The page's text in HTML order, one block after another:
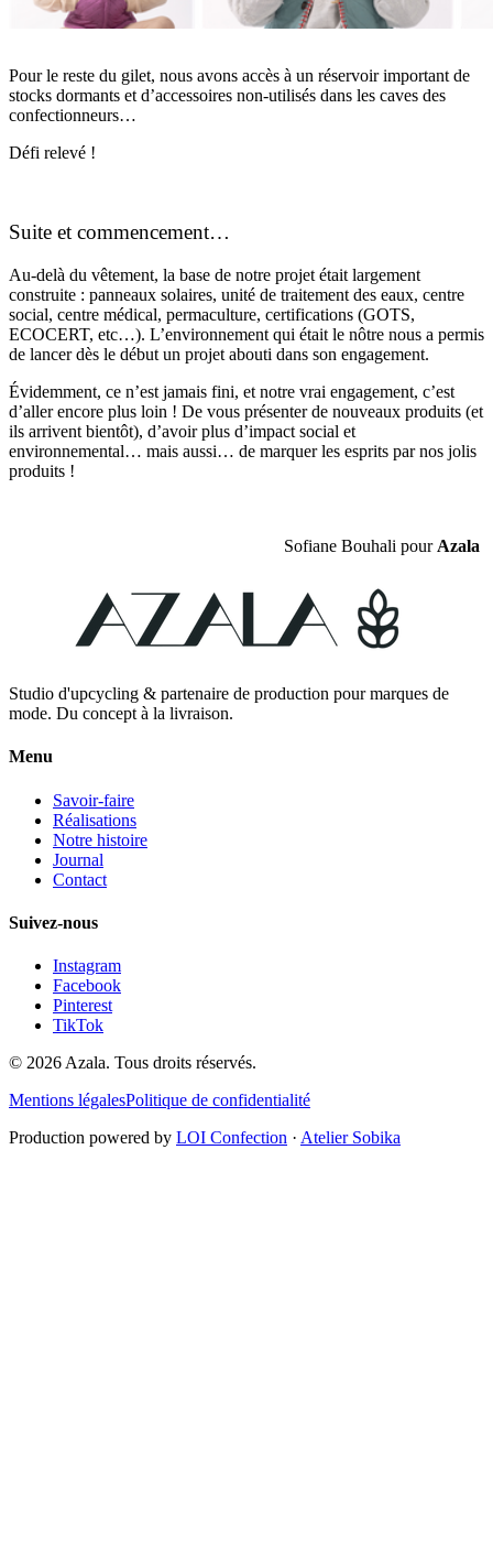
Pour le reste du gilet, nous avons accès à un réservoir important de
stocks dormants et d’accessoires non-utilisés dans les caves des
confectionneurs…
Défi relevé !
Suite et commencement…
Au-delà du vêtement, la base de notre projet était largement
construite : panneaux solaires, unité de traitement des eaux, centre
social, centre médical, permaculture, certifications (GOTS,
ECOCERT, etc…). L’environnement qui était le nôtre nous a permis
de lancer dès le début un projet abouti dans son engagement.
Évidemment, ce n’est jamais fini, et notre vrai engagement, c’est
d’aller encore plus loin ! De vous présenter de nouveaux produits (et
ils arrivent bientôt), d’avoir plus d’impact social et
environnemental… mais aussi… de marquer les esprits par nos jolis
produits !
Sofiane Bouhali pour Azala
Studio d'upcycling & partenaire de production pour marques de
mode. Du concept à la livraison.
Menu
Savoir-faire
Réalisations
Notre histoire
Journal
Contact
Suivez-nous
Instagram
Facebook
Pinterest
TikTok
© 2026 Azala. Tous droits réservés.
Mentions légalesPolitique de confidentialité
Production powered by LOI Confection · Atelier Sobika